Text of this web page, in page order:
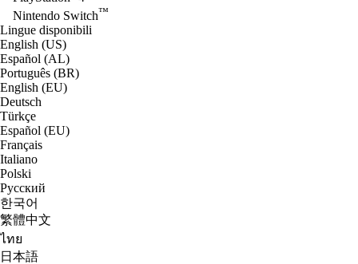
Nintendo Switch™
Lingue disponibili
English (US)
Español (AL)
Português (BR)
English (EU)
Deutsch
Türkçe
Español (EU)
Français
Italiano
Polski
Русский
한국어
繁體中文
ไทย
日本語